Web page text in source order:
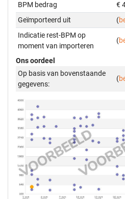
BPM bedrag
€
Geïmporteerd uit
(
Indicatie rest-BPM op
moment van importeren
(
Ons oordeel
Op basis van bovenstaande
gegevens:
(